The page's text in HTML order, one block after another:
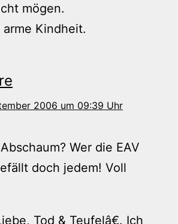
mögen.
Kindheit.
2006 um 09:39 Uhr
Wer die EAV
doch jedem! Voll
Tod & Teufelâ€. Ich